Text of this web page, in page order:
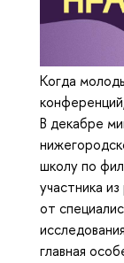
Когда
В декабре
школу по
участника
от
главная